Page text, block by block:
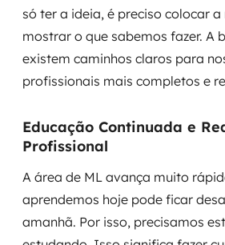
só ter a ideia, é preciso colocar
mostrar o que sabemos fazer. A
existem caminhos claros para
profissionais mais completos e
Educação Continuada e
Profissional
A área de ML avança muito
aprendemos hoje pode ficar
amanhã. Por isso, precisamos